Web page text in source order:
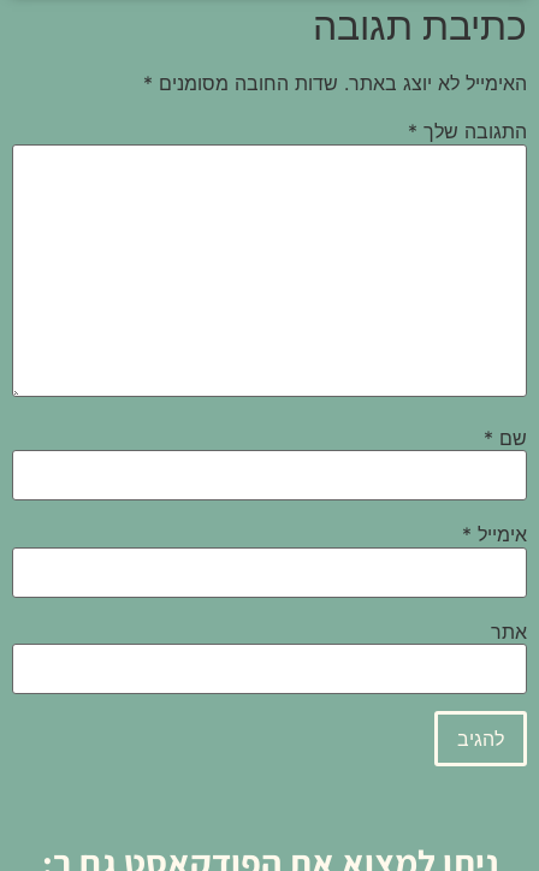
כתיבת תגובה
האימייל לא יוצג באתר. שדות החובה מסומנים *
התגובה שלך *
שם *
אימייל *
אתר